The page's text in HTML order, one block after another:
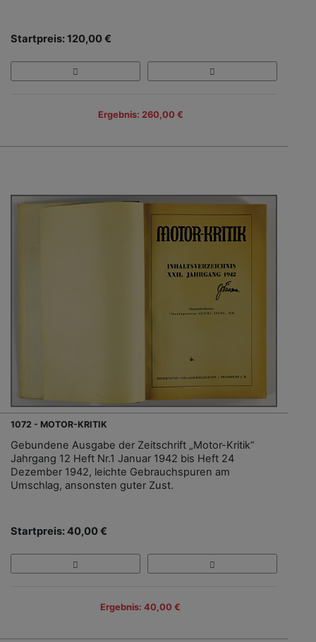
Startpreis: 120,00 €
Ergebnis: 260,00 €
1072 - MOTOR-KRITIK
Gebundene Ausgabe der Zeitschrift „Motor-Kritik“
Jahrgang 12 Heft Nr.1 Januar 1942 bis Heft 24
Dezember 1942, leichte Gebrauchspuren am
Umschlag, ansonsten guter Zust.
Startpreis: 40,00 €
Ergebnis: 40,00 €